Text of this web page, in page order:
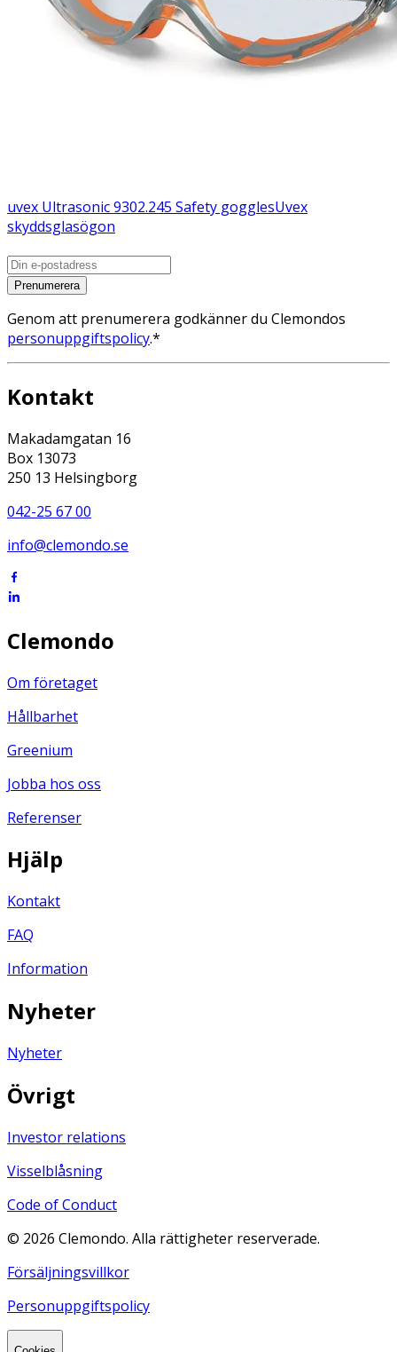
uvex Ultrasonic 9302.245 Safety gogglesUvex
skyddsglasögon
Prenumerera
Genom att prenumerera godkänner du Clemondos
personuppgiftspolicy.*
Kontakt
Makadamgatan 16
Box 13073
250 13 Helsingborg
042-25 67 00
info@clemondo.se
Clemondo
Om företaget
Hållbarhet
Greenium
Jobba hos oss
Referenser
Hjälp
Kontakt
FAQ
Information
Nyheter
Nyheter
Övrigt
Investor relations
Visselblåsning
Code of Conduct
© 2026 Clemondo. Alla rättigheter reserverade.
Försäljningsvillkor
Personuppgiftspolicy